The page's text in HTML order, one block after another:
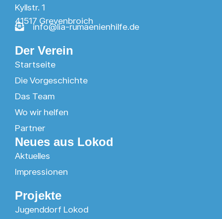
Kyllstr. 1
41517 Grevenbroich
info@lia-rumaenienhilfe.de
Der Verein
Startseite
Die Vorgeschichte
Das Team
Wo wir helfen
Partner
Neues aus Lokod
Aktuelles
Impressionen
Projekte
Jugenddorf Lokod